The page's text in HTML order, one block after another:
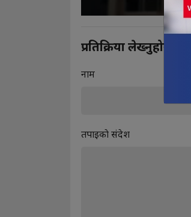
प्रतिक्रिया लेख्नुहोस
नाम
तपाइकाे संदेश